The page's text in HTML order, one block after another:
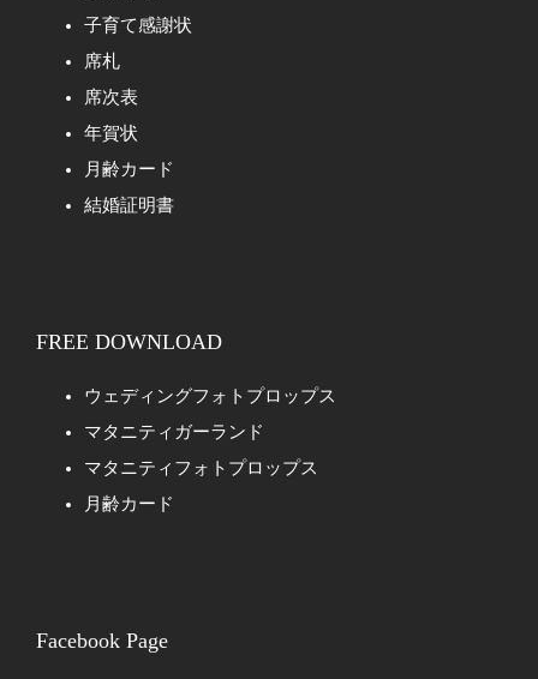
子育て感謝状
席札
席次表
年賀状
月齢カード
結婚証明書
FREE DOWNLOAD
ウェディングフォトプロップス
マタニティガーランド
マタニティフォトプロップス
月齢カード
Facebook Page